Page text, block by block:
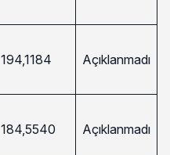
194,1184 Açıklanmadı
184,5540 Açıklanmadı